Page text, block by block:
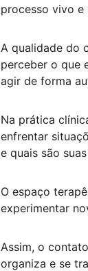
processo vivo
A qualidade do
perceber o que
agir de forma
Na prática
enfrentar
e quais são
O espaço
experimentar
Assim, o
organiza e se